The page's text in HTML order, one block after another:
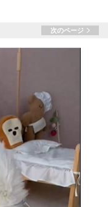
次のページ